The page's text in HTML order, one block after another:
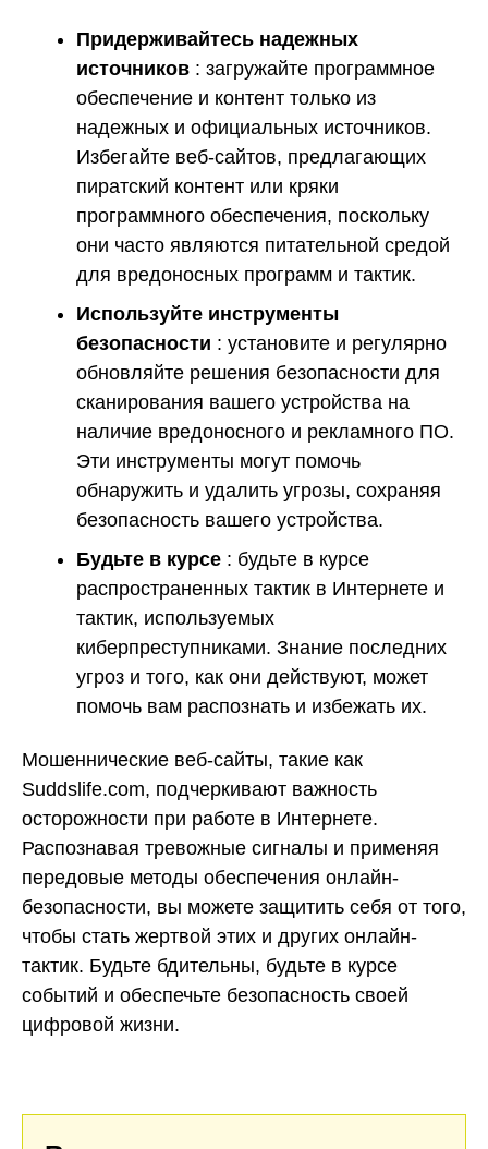
Придерживайтесь надежных
источников : загружайте программное
обеспечение и контент только из
надежных и официальных источников.
Избегайте веб-сайтов, предлагающих
пиратский контент или кряки
программного обеспечения, поскольку
они часто являются питательной средой
для вредоносных программ и тактик.
Используйте инструменты
безопасности : установите и регулярно
обновляйте решения безопасности для
сканирования вашего устройства на
наличие вредоносного и рекламного ПО.
Эти инструменты могут помочь
обнаружить и удалить угрозы, сохраняя
безопасность вашего устройства.
Будьте в курсе : будьте в курсе
распространенных тактик в Интернете и
тактик, используемых
киберпреступниками. Знание последних
угроз и того, как они действуют, может
помочь вам распознать и избежать их.
Мошеннические веб-сайты, такие как
Suddslife.com, подчеркивают важность
осторожности при работе в Интернете.
Распознавая тревожные сигналы и применяя
передовые методы обеспечения онлайн-
безопасности, вы можете защитить себя от того,
чтобы стать жертвой этих и других онлайн-
тактик. Будьте бдительны, будьте в курсе
событий и обеспечьте безопасность своей
цифровой жизни.